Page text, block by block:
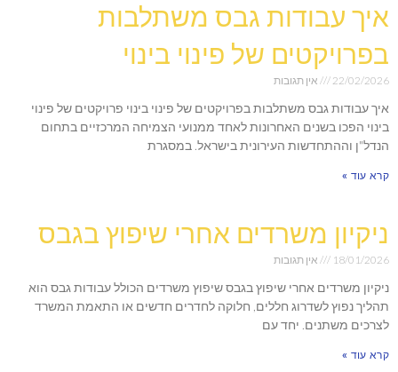
איך עבודות גבס משתלבות
בפרויקטים של פינוי בינוי
22/02/2026 אין תגובות
איך עבודות גבס משתלבות בפרויקטים של פינוי בינוי פרויקטים של פינוי
בינוי הפכו בשנים האחרונות לאחד ממנועי הצמיחה המרכזיים בתחום
הנדל"ן וההתחדשות העירונית בישראל. במסגרת
קרא עוד »
ניקיון משרדים אחרי שיפוץ בגבס
18/01/2026 אין תגובות
ניקיון משרדים אחרי שיפוץ בגבס שיפוץ משרדים הכולל עבודות גבס הוא
תהליך נפוץ לשדרוג חללים, חלוקה לחדרים חדשים או התאמת המשרד
לצרכים משתנים. יחד עם
קרא עוד »